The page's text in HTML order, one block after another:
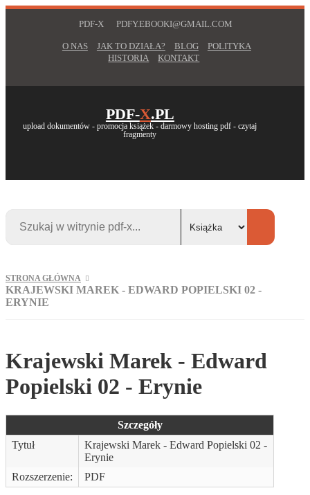
PDF-X PDFY.EBOOKI@GMAIL.COM
O NAS JAK TO DZIAŁA? BLOG
POLITYKA
HISTORIA
KONTAKT
PDF-X.PL
upload dokumentów - promocja książek - darmowy hosting pdf - czytaj
fragmenty
STRONA GŁÓWNA
KRAJEWSKI MAREK - EDWARD POPIELSKI 02 -
ERYNIE
Krajewski Marek - Edward
Popielski 02 - Erynie
Szczegóły
Tytuł
Krajewski Marek - Edward Popielski 02 -
Erynie
Rozszerzenie:
PDF